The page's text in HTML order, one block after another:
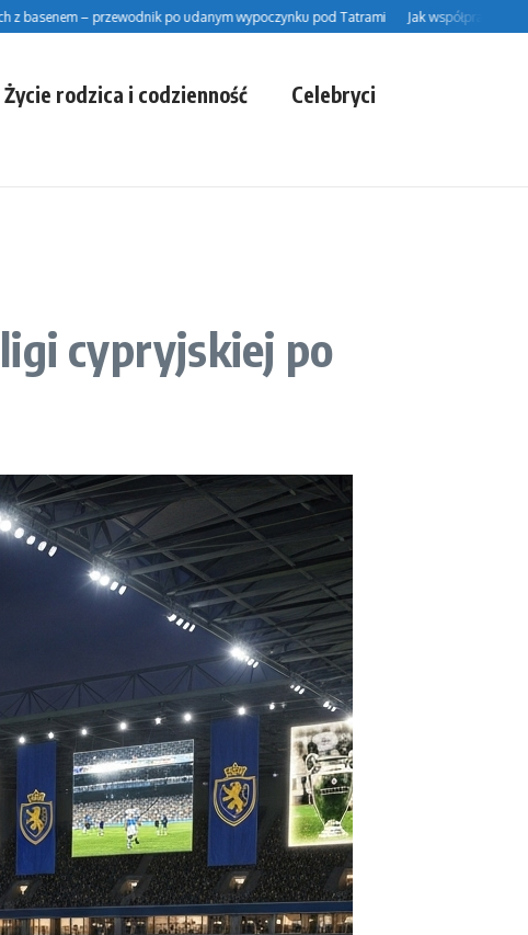
– przewodnik po udanym wypoczynku pod Tatrami Jak współpraca z
Życie rodzica i codzienność
Celebryci
cypryjskiej po